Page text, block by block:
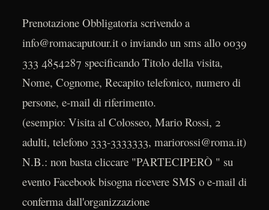
Prenotazione Obbligatoria scrivendo a
info@romacaputour.it o inviando un sms allo 0039
333 4854287 specificando Titolo della visita,
Nome, Cognome, Recapito telefonico, numero di
persone, e-mail di riferimento.
(esempio: Visita al Colosseo, Mario Rossi, 2
adulti, telefono 333-3333333, mariorossi@roma.it)
N.B.: non basta cliccare "PARTECIPERÒ " su
evento Facebook bisogna ricevere SMS o e-mail di
conferma dall'organizzazione